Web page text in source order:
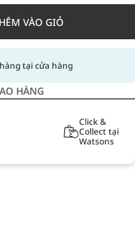
VÀO GIỎ
tại cửa hàng
HÀNG
Click &
Collect tại
Watsons